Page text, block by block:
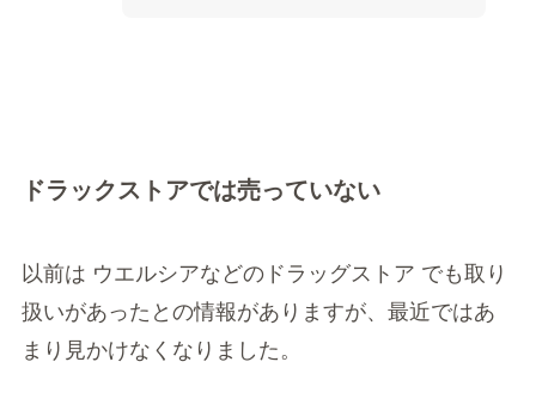
ドラックストアでは売っていない
以前は ウエルシアなどのドラッグストア でも取り
扱いがあったとの情報がありますが、最近ではあ
まり見かけなくなりました。